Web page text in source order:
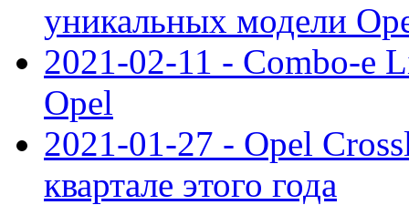
уникальных модели
2021-02-11 - Combo-e
Opel
2021-01-27 - Opel
квартале этого года